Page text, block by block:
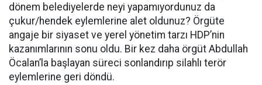
dönem belediyelerde neyi yapamıyordunuz da
çukur/hendek eylemlerine alet oldunuz? Örgüte
angaje bir siyaset ve yerel yönetim tarzı HDP’nin
kazanımlarının sonu oldu. Bir kez daha örgüt Abdullah
Öcalan’la başlayan süreci sonlandırıp silahlı terör
eylemlerine geri döndü.